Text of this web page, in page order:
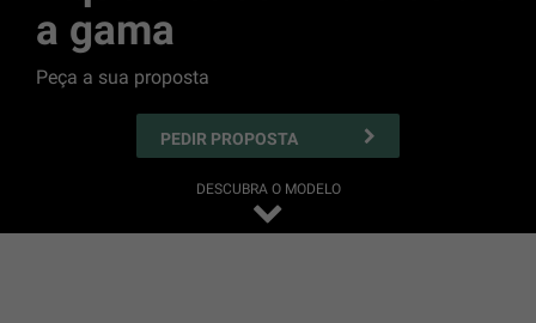
a gama
Peça a sua proposta
PEDIR PROPOSTA
DESCUBRA O MODELO